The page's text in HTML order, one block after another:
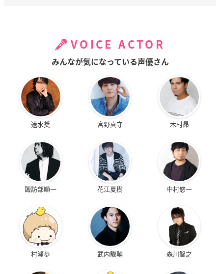
VOICE ACTOR
みんなが気になっている声優さん
速水奨 宮野真守 木村昴
諏訪部順一 花江夏樹 中村悠一
村瀬歩 武内駿輔 森川智之